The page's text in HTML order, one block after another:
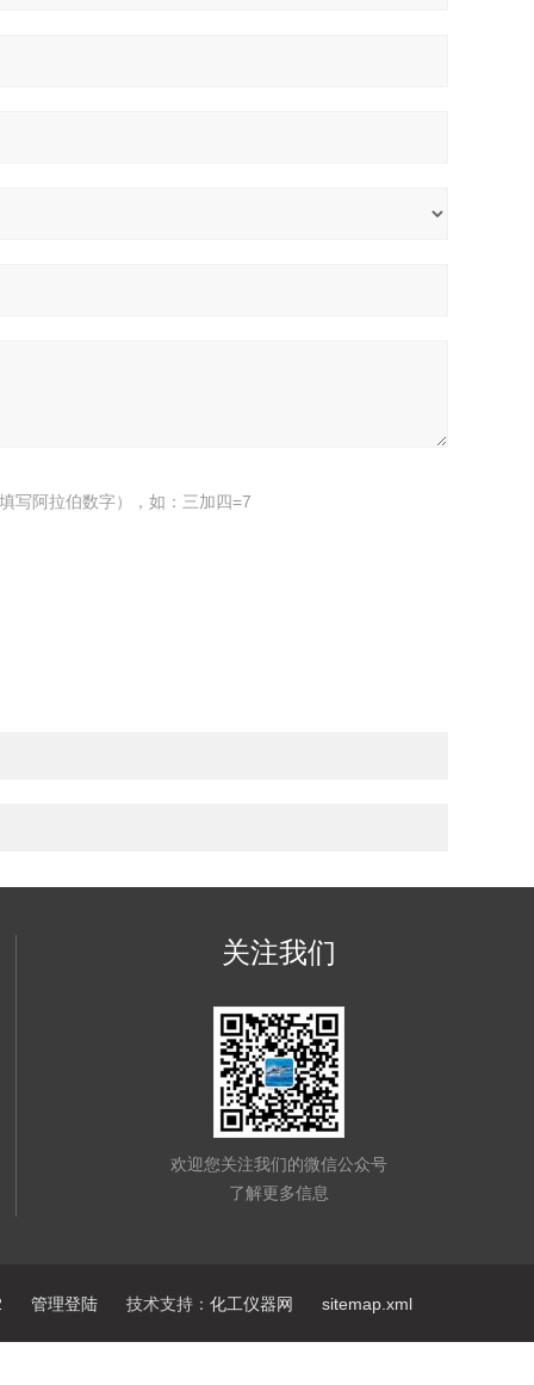
写阿拉伯数字），如：三加四=7
关注我们
欢迎您关注我们的微信公众号
了解更多信息
管理登陆 技术支持： 化工仪器网 sitemap.xml